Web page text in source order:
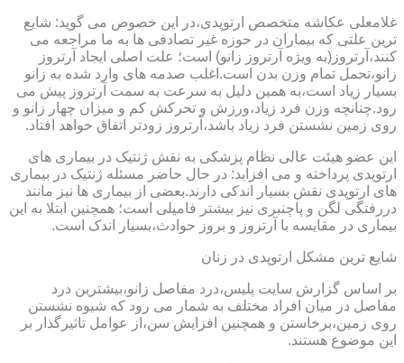
غلامعلی عکاشه متخصص ارتوپدی،در این خصوص می گوید: شایع
ترین علتی که بیماران در حوزه غیر تصادفی ها به ما مراجعه می
کنند،آرتروز(به ویژه آرتروز زانو) است؛ علت اصلی ایجاد آرتروز
زانو،تحمل تمام وزن بدن است.اغلب صدمه های وارد شده به زانو
بسیار زیاد است،به همین دلیل به سرعت به سمت آرتروز پیش می
رود.چنانچه وزن فرد زیاد،ورزش و تحرکش کم و میزان چهار زانو و
روی زمین نشستن فرد زیاد باشد،آرتروز زودتر اتفاق خواهد افتاد.
این عضو هیئت عالی نظام پزشکی به نقش ژنتیک در بیماری های
ارتوپدی پرداخته و می افزاید: در حال حاضر مسئله ژنتیک در بیماری
های ارتوپدی نقش بسیار اندکی دارند.بعضی از بیماری ها نیز مانند
دررفتگی لگن و پاچنبری نیز بیشتر فامیلی است؛ همچنین ابتلا به این
بیماری در مقایسه با آرتروز و بروز حوادث،بسیار اندک است.
شایع ترین مشکل ارتوپدی در زنان
بر اساس گزارش سایت پلیس،درد مفاصل زانو،بیشترین درد
مفاصل در میان افراد مختلف به شمار می رود که شیوه نشستن
روی زمین،برخاستن و همچنین افزایش سن،از عوامل تاثیرگذار بر
این موضوع هستند.